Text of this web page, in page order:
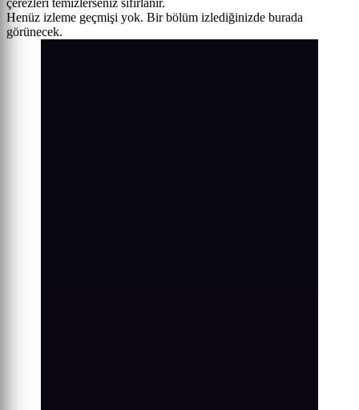
çerezleri temizlerseniz sıfırlanır.
Henüz izleme geçmişi yok. Bir bölüm izlediğinizde burada
görünecek.